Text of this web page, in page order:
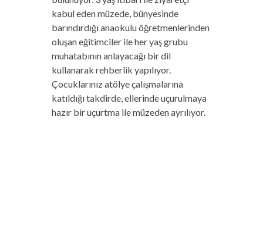
kabul eden müzede, bünyesinde
barındırdığı anaokulu öğretmenlerinden
oluşan eğitimciler ile her yaş grubu
muhatabının anlayacağı bir dil
kullanarak rehberlik yapılıyor.
Çocuklarınız atölye çalışmalarına
katıldığı takdirde, ellerinde uçurulmaya
hazır bir uçurtma ile müzeden ayrılıyor.